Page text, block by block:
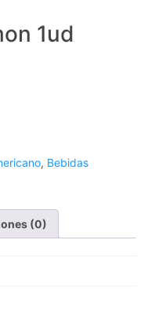
1ud
, Bebidas
(0)